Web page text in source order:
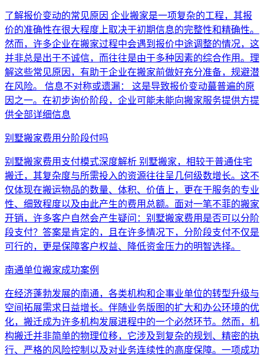
了解报价变动的常见原因 企业搬家是一项复杂的工程，其报
价的准确性在很大程度上取决于初期信息的完整性和精确性。
然而，许多企业在搬家过程中会遇到报价中途调整的情况，这
并非总是出于不诚信，而往往是由于多种因素的综合作用。理
解这些常见原因，有助于企业在搬家前做好充分准备，规避潜
在风险。 信息不对称或遗漏： 这是导致报价变动蕞普遍的原
因之一。在初步询价阶段，企业可能未能向搬家服务提供方提
供全部详细信息
别墅搬家费用分阶段付吗
别墅搬家费用支付模式深度解析 别墅搬家，相较于普通住宅
搬迁，其复杂度与所需投入的资源往往呈几何级数增长。这不
仅体现在搬运物品的数量、体积、价值上，更在于服务的专业
性、细致程度以及由此产生的费用总额。面对一笔不菲的搬家
开销，许多客户自然会产生疑问：别墅搬家费用是否可以分阶
段支付？答案是肯定的，且在许多情况下，分阶段支付不仅是
可行的，更是保障客户权益、降低资金压力的明智选择。
南通单位搬家成功案例
在经济蓬勃发展的南通，各类机构和企事业单位的转型升级与
空间拓展需求日益增长。伴随业务版图的扩大和办公环境的优
化，搬迁成为许多机构发展进程中的一个必然环节。然而，机
构搬迁并非简单的物理位移，它涉及到复杂的规划、精密的执
行、严格的风险控制以及对业务连续性的高度保障。一项成功